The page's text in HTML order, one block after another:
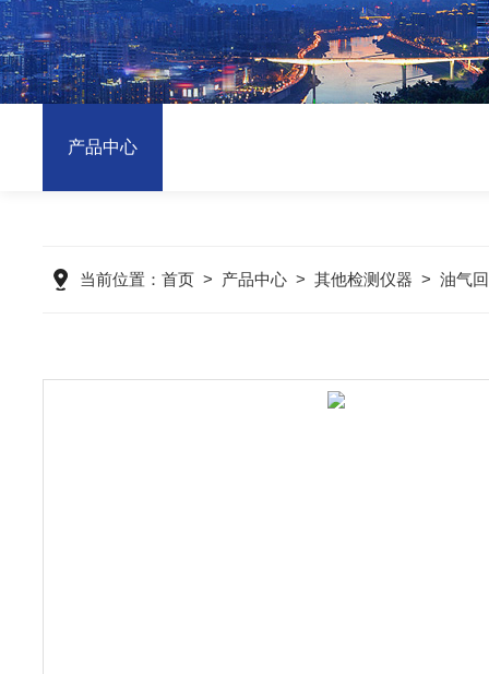
产品中心
当前位置： 首页 > 产品中心 > 其他检测仪器 > 油气